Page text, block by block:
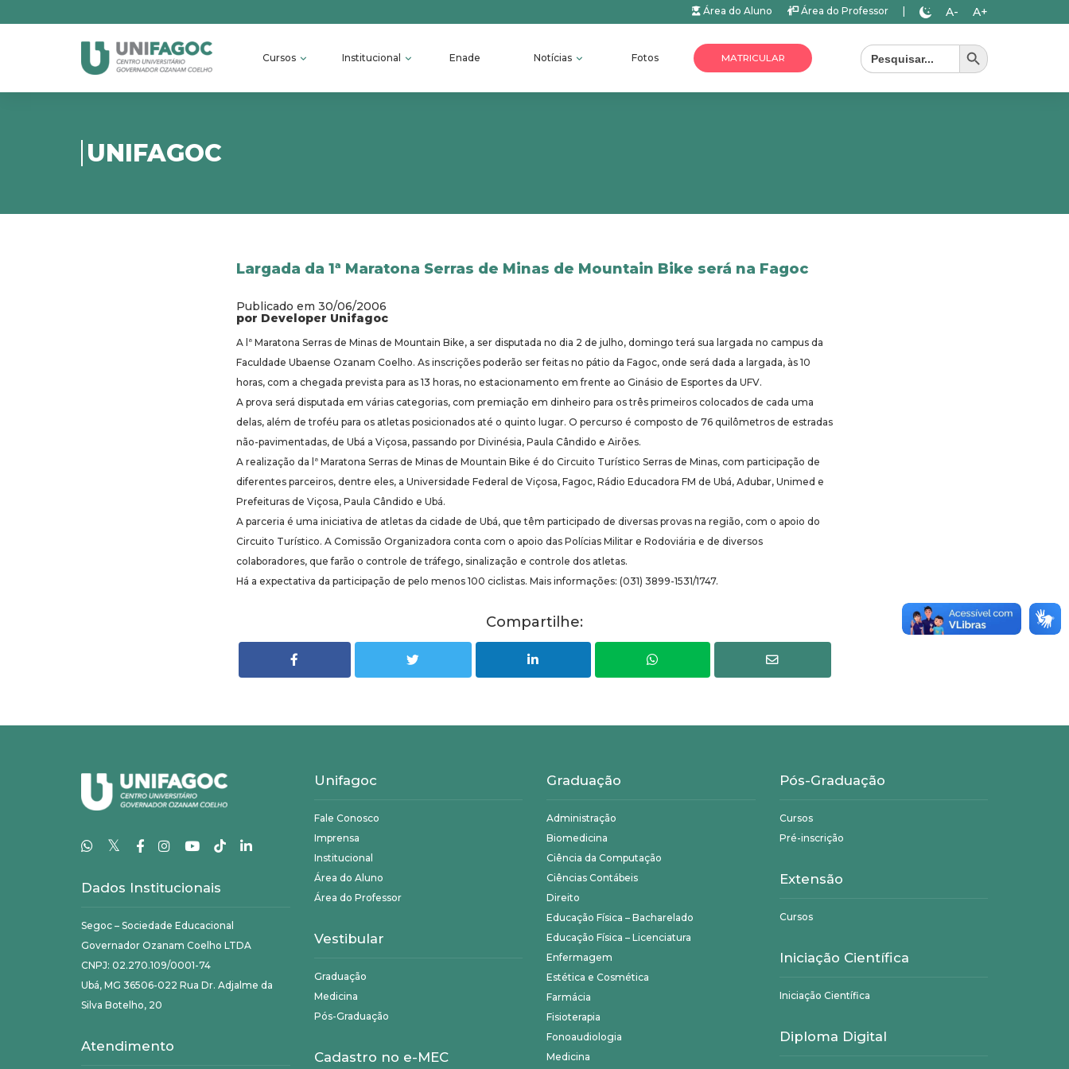
Área do Aluno Área do Professor A- A+
Cursos Institucional Enade Notícias Fotos MATRICULAR
Search
for:
Search Button
UNIFAGOC
Largada da 1ª Maratona Serras de Minas de Mountain Bike será na Fagoc
Publicado em 30/06/2006
por Developer Unifagoc
A lª Maratona Serras de Minas de Mountain Bike, a ser disputada no dia 2 de julho, domingo terá sua largada no campus da
Faculdade Ubaense Ozanam Coelho. As inscrições poderão ser feitas no pátio da Fagoc, onde será dada a largada, às 10
horas, com a chegada prevista para as 13 horas, no estacionamento em frente ao Ginásio de Esportes da UFV.
A prova será disputada em várias categorias, com premiação em dinheiro para os três primeiros colocados de cada uma
delas, além de troféu para os atletas posicionados até o quinto lugar. O percurso é composto de 76 quilômetros de estradas
não-pavimentadas, de Ubá a Viçosa, passando por Divinésia, Paula Cândido e Airões.
A realização da lª Maratona Serras de Minas de Mountain Bike é do Circuito Turístico Serras de Minas, com participação de
diferentes parceiros, dentre eles, a Universidade Federal de Viçosa, Fagoc, Rádio Educadora FM de Ubá, Adubar, Unimed e
Prefeituras de Viçosa, Paula Cândido e Ubá.
A parceria é uma iniciativa de atletas da cidade de Ubá, que têm participado de diversas provas na região, com o apoio do
Circuito Turístico. A Comissão Organizadora conta com o apoio das Polícias Militar e Rodoviária e de diversos
colaboradores, que farão o controle de tráfego, sinalização e controle dos atletas.
Há a expectativa da participação de pelo menos 100 ciclistas. Mais informações: (031) 3899-1531/1747.
Compartilhe:
𝕏
Dados Institucionais
Segoc – Sociedade Educacional
Governador Ozanam Coelho LTDA
CNPJ: 02.270.109/0001-74
Ubá, MG 36506-022 Rua Dr. Adjalme da
Silva Botelho, 20
Atendimento
Unifagoc
Fale Conosco
Imprensa
Institucional
Área do Aluno
Área do Professor
Vestibular
Graduação
Medicina
Pós-Graduação
Cadastro no e-MEC
Graduação
Administração
Biomedicina
Ciência da Computação
Ciências Contábeis
Direito
Educação Física – Bacharelado
Educação Física – Licenciatura
Enfermagem
Estética e Cosmética
Farmácia
Fisioterapia
Fonoaudiologia
Medicina
Pós-Graduação
Cursos
Pré-inscrição
Extensão
Cursos
Iniciação Científica
Iniciação Científica
Diploma Digital